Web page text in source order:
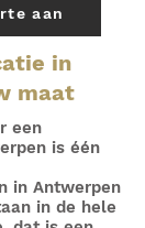
aan
in
maat
een
is één
in Antwerpen
in de hele